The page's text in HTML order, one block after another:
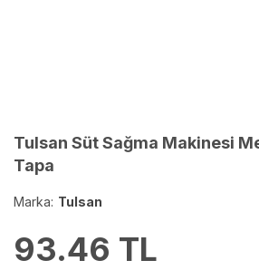
Tulsan Süt Sağma Makinesi
Tapa
Marka: Tulsan
93.46 TL